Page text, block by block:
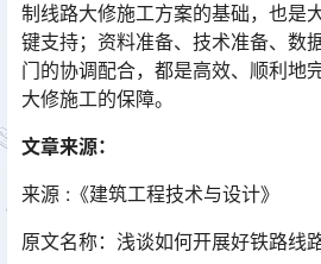
制线路大修施工方案的基础，也是
键支持；资料准备、技术准备、数
门的协调配合，都是高效、顺利地
大修施工的保障。󠅅󠅃󠄵󠅂󠄪󠇖󠆨󠆨󠇕󠆞󠆒󠅬󠇘󠆭󠆘󠇙󠆝󠅵󠇗󠆭󠆁󠄐󠇗󠅹󠅸󠇖󠆍󠅳󠇖󠅹󠅰󠇖󠆌󠅹
文章来源：
来源 :《建筑工程技术与设计》
原文名称：浅谈如何开展好铁路线